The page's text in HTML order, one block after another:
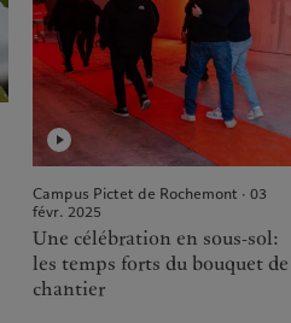
Campus Pictet de Rochemont · 03
févr. 2025
Une célébration en sous‑sol:
les temps forts du bouquet de
chantier